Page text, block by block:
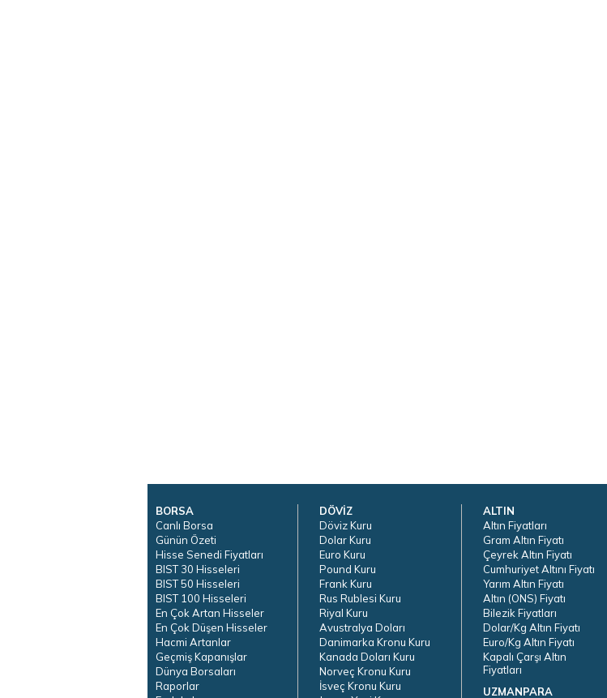
BORSA
Canlı Borsa
Günün Özeti
Hisse Senedi Fiyatları
BIST 30 Hisseleri
BIST 50 Hisseleri
BIST 100 Hisseleri
En Çok Artan Hisseler
En Çok Düşen Hisseler
Hacmi Artanlar
Geçmiş Kapanışlar
Dünya Borsaları
Raporlar
DÖVİZ
Döviz Kuru
Dolar Kuru
Euro Kuru
Pound Kuru
Frank Kuru
Rus Rublesi Kuru
Riyal Kuru
Avustralya Doları
Danimarka Kronu Kuru
Kanada Doları Kuru
Norveç Kronu Kuru
İsveç Kronu Kuru
ALTIN
Altın Fiyatları
Gram Altın Fiyatı
Çeyrek Altın Fiyatı
Cumhuriyet Altını Fiyatı
Yarım Altın Fiyatı
Altın (ONS) Fiyatı
Bilezik Fiyatları
Dolar/Kg Altın Fiyatı
Euro/Kg Altın Fiyatı
Kapalı Çarşı Altın
Fiyatları
UZMANPARA